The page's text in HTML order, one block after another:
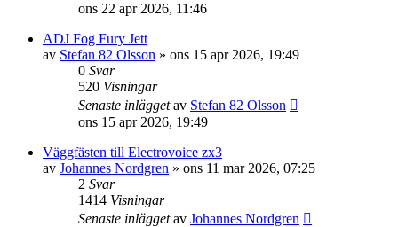
ons 22 apr 2026, 11:46
ADJ Fog Fury Jett
av Stefan 82 Olsson » ons 15 apr 2026, 19:49
0 Svar
520 Visningar
Senaste inläggetav Stefan 82 Olsson
ons 15 apr 2026, 19:49
Väggfästen till Electrovoice zx3
av Johannes Nordgren » ons 11 mar 2026, 07:25
2 Svar
1414 Visningar
Senaste inläggetav Johannes Nordgren